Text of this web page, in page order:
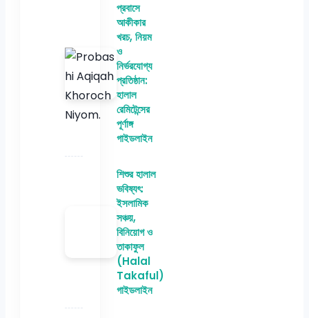
প্রবাসে
আকীকার
খরচ, নিয়ম
ও
নির্ভরযোগ্য
প্রতিষ্ঠান:
হালাল
রেমিটেন্সের
পূর্ণাঙ্গ
গাইডলাইন
শিশুর হালাল
ভবিষ্যৎ:
ইসলামিক
সঞ্চয়,
বিনিয়োগ ও
তাকাফুল
(Halal
Takaful)
গাইডলাইন